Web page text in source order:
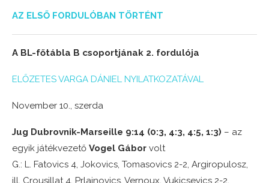
AZ ELSŐ FORDULÓBAN TÖRTÉNT
A BL-főtábla B csoportjának 2. fordulója
ELŐZETES VARGA DÁNIEL NYILATKOZATÁVAL
November 10., szerda
Jug Dubrovnik-Marseille 9:14 (0:3, 4:3, 4:5, 1:3) – az
egyik játékvezető Vogel Gábor volt
G.: L. Fatovics 4, Jokovics, Tomasovics 2-2, Argiropulosz,
ill. Crousillat 4, Prlainovics, Vernoux, Vukicsevics 2-2,